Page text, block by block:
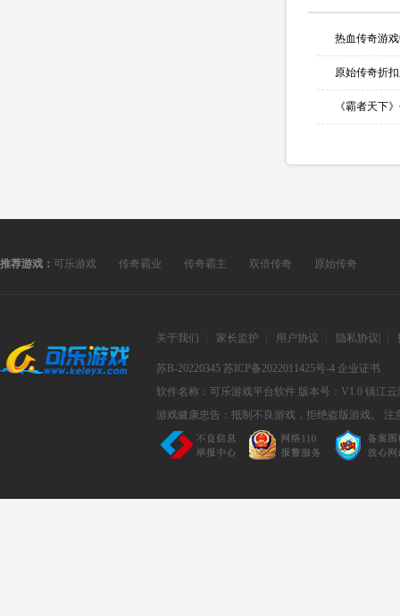
推荐游戏： 可乐游戏 传奇霸业 传奇霸主 双倍传奇 原始传奇
关于我们 家长监护 用户协议 隐私协议
苏B-20220345 苏ICP备2022011425号-4 企业证书
软件名称：可乐游戏平台软件 版本号：V1.0 镇江云
游戏健康忠告：抵制不良游戏，拒绝盗版游戏。